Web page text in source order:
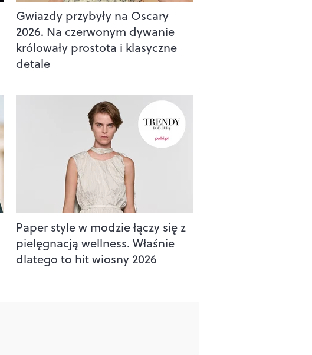
Gwiazdy przybyły na Oscary
2026. Na czerwonym dywanie
królowały prostota i klasyczne
detale
Paper style w modzie łączy się z
pielęgnacją wellness. Właśnie
dlatego to hit wiosny 2026